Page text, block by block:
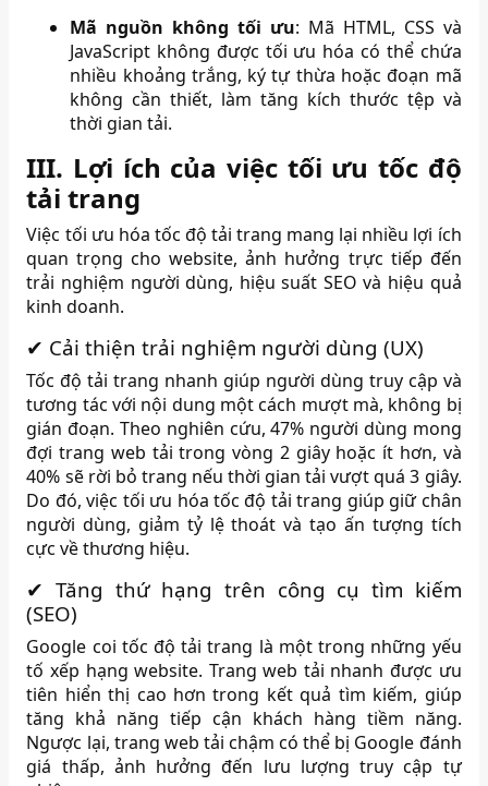
Mã nguồn không tối ưu: Mã HTML, CSS và
JavaScript không được tối ưu hóa có thể chứa
nhiều khoảng trắng, ký tự thừa hoặc đoạn mã
không cần thiết, làm tăng kích thước tệp và
thời gian tải.
III. Lợi ích của việc tối ưu tốc độ
tải trang
Việc tối ưu hóa tốc độ tải trang mang lại nhiều lợi ích
quan trọng cho website, ảnh hưởng trực tiếp đến
trải nghiệm người dùng, hiệu suất SEO và hiệu quả
kinh doanh.
✔ Cải thiện trải nghiệm người dùng (UX)
Tốc độ tải trang nhanh giúp người dùng truy cập và
tương tác với nội dung một cách mượt mà, không bị
gián đoạn. Theo nghiên cứu, 47% người dùng mong
đợi trang web tải trong vòng 2 giây hoặc ít hơn, và
40% sẽ rời bỏ trang nếu thời gian tải vượt quá 3 giây.
Do đó, việc tối ưu hóa tốc độ tải trang giúp giữ chân
người dùng, giảm tỷ lệ thoát và tạo ấn tượng tích
cực về thương hiệu.
✔ Tăng thứ hạng trên công cụ tìm kiếm
(SEO)
Google coi tốc độ tải trang là một trong những yếu
tố xếp hạng website. Trang web tải nhanh được ưu
tiên hiển thị cao hơn trong kết quả tìm kiếm, giúp
tăng khả năng tiếp cận khách hàng tiềm năng.
Ngược lại, trang web tải chậm có thể bị Google đánh
giá thấp, ảnh hưởng đến lưu lượng truy cập tự